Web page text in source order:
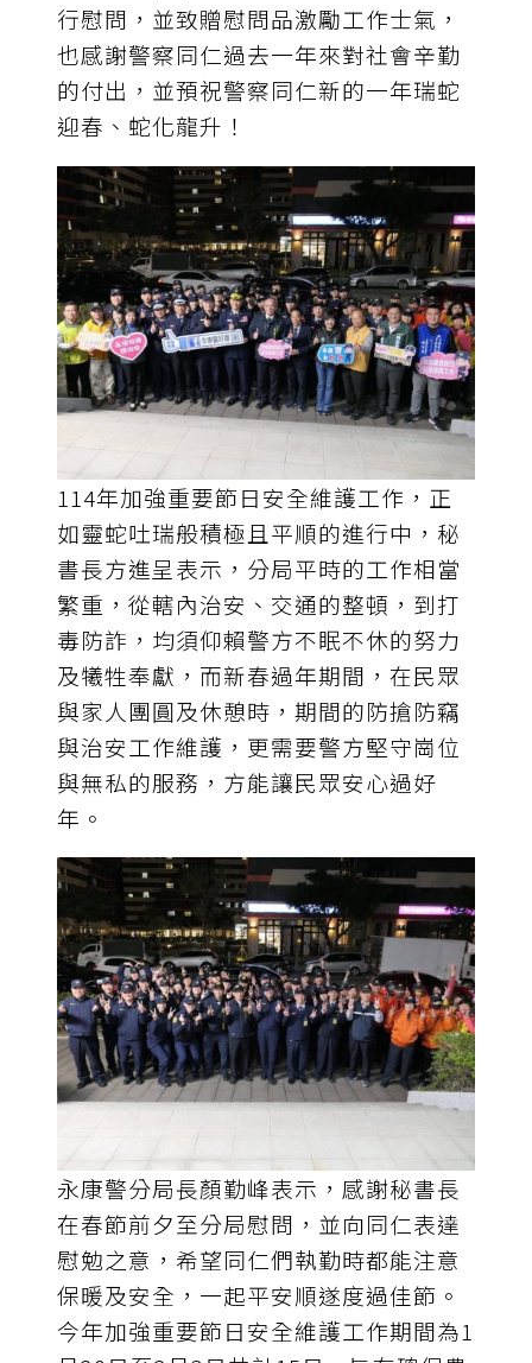
行慰問，並致贈慰問品激勵工作士氣，
也感謝警察同仁過去一年來對社會辛勤
的付出，並預祝警察同仁新的一年瑞蛇
迎春、蛇化龍升！
114年加強重要節日安全維護工作，正
如靈蛇吐瑞般積極且平順的進行中，秘
書長方進呈表示，分局平時的工作相當
繁重，從轄內治安、交通的整頓，到打
毒防詐，均須仰賴警方不眠不休的努力
及犧牲奉獻，而新春過年期間，在民眾
與家人團圓及休憩時，期間的防搶防竊
與治安工作維護，更需要警方堅守崗位
與無私的服務，方能讓民眾安心過好
年。
永康警分局長顏勤峰表示，感謝秘書長
在春節前夕至分局慰問，並向同仁表達
慰勉之意，希望同仁們執勤時都能注意
保暖及安全，一起平安順遂度過佳節。
今年加強重要節日安全維護工作期間為1